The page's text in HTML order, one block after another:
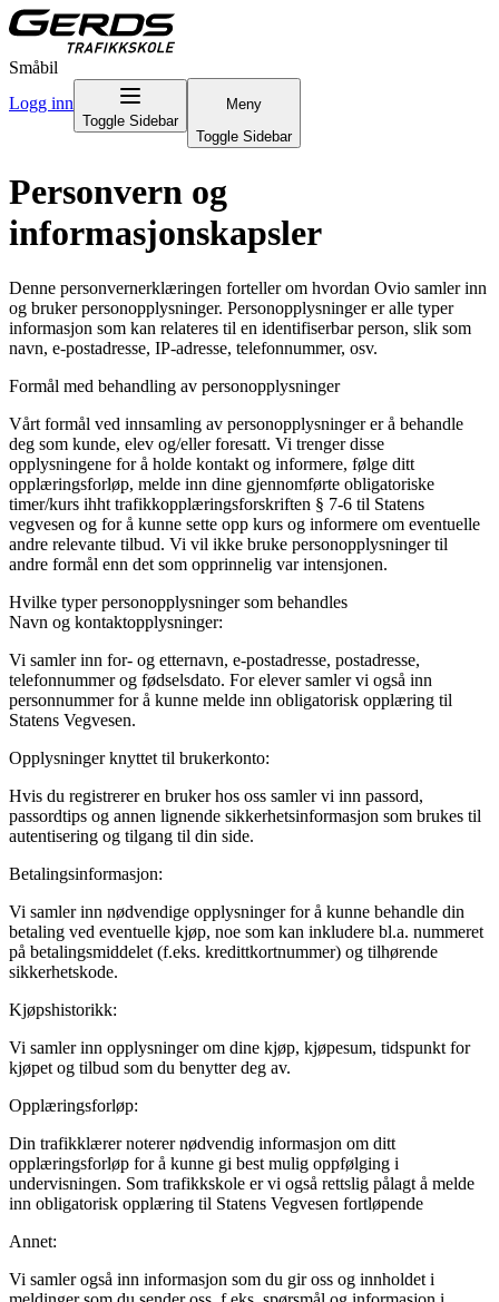
Småbil
Logg inn
Toggle Sidebar
Meny
Toggle Sidebar
Personvern og
informasjonskapsler
Denne personvernerklæringen forteller om hvordan Ovio samler inn
og bruker personopplysninger. Personopplysninger er alle typer
informasjon som kan relateres til en identifiserbar person, slik som
navn, e-postadresse, IP-adresse, telefonnummer, osv.
Formål med behandling av personopplysninger
Vårt formål ved innsamling av personopplysninger er å behandle
deg som kunde, elev og/eller foresatt. Vi trenger disse
opplysningene for å holde kontakt og informere, følge ditt
opplæringsforløp, melde inn dine gjennomførte obligatoriske
timer/kurs ihht trafikkopplæringsforskriften § 7-6 til Statens
vegvesen og for å kunne sette opp kurs og informere om eventuelle
andre relevante tilbud. Vi vil ikke bruke personopplysninger til
andre formål enn det som opprinnelig var intensjonen.
Hvilke typer personopplysninger som behandles
Navn og kontaktopplysninger:
Vi samler inn for- og etternavn, e-postadresse, postadresse,
telefonnummer og fødselsdato. For elever samler vi også inn
personnummer for å kunne melde inn obligatorisk opplæring til
Statens Vegvesen.
Opplysninger knyttet til brukerkonto:
Hvis du registrerer en bruker hos oss samler vi inn passord,
passordtips og annen lignende sikkerhetsinformasjon som brukes til
autentisering og tilgang til din side.
Betalingsinformasjon:
Vi samler inn nødvendige opplysninger for å kunne behandle din
betaling ved eventuelle kjøp, noe som kan inkludere bl.a. nummeret
på betalingsmiddelet (f.eks. kredittkortnummer) og tilhørende
sikkerhetskode.
Kjøpshistorikk:
Vi samler inn opplysninger om dine kjøp, kjøpesum, tidspunkt for
kjøpet og tilbud som du benytter deg av.
Opplæringsforløp:
Din trafikklærer noterer nødvendig informasjon om ditt
opplæringsforløp for å kunne gi best mulig oppfølging i
undervisningen. Som trafikkskole er vi også rettslig pålagt å melde
inn obligatorisk opplæring til Statens Vegvesen fortløpende
Annet:
Vi samler også inn informasjon som du gir oss og innholdet i